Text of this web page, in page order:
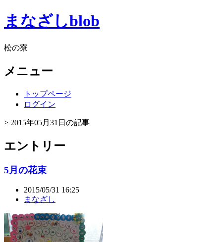
まなざしblob
松の寮
メニュー
トップページ
ログイン
> 2015年05月31日の記事
エントリー
5月の花束
2015/05/31 16:25
まなざし